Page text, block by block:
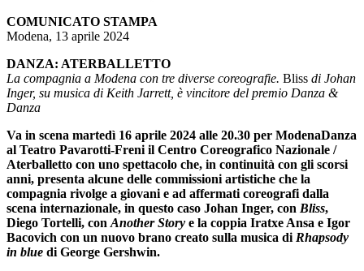
COMUNICATO STAMPA
Modena, 13 aprile 2024
DANZA: ATERBALLETTO
La compagnia a Modena con tre diverse coreografie. Bliss di Johan
Inger, su musica di Keith Jarrett, è vincitore del premio Danza &
Danza
Va in scena martedì 16 aprile 2024 alle 20.30 per ModenaDanza
al Teatro Pavarotti-Freni il Centro Coreografico Nazionale /
Aterballetto con uno spettacolo che, in continuità con gli scorsi
anni, presenta alcune delle commissioni artistiche che la
compagnia rivolge a giovani e ad affermati coreografi dalla
scena internazionale, in questo caso Johan Inger, con Bliss,
Diego Tortelli, con Another Story e la coppia Iratxe Ansa e Igor
Bacovich con un nuovo brano creato sulla musica di Rhapsody
in blue di George Gershwin.